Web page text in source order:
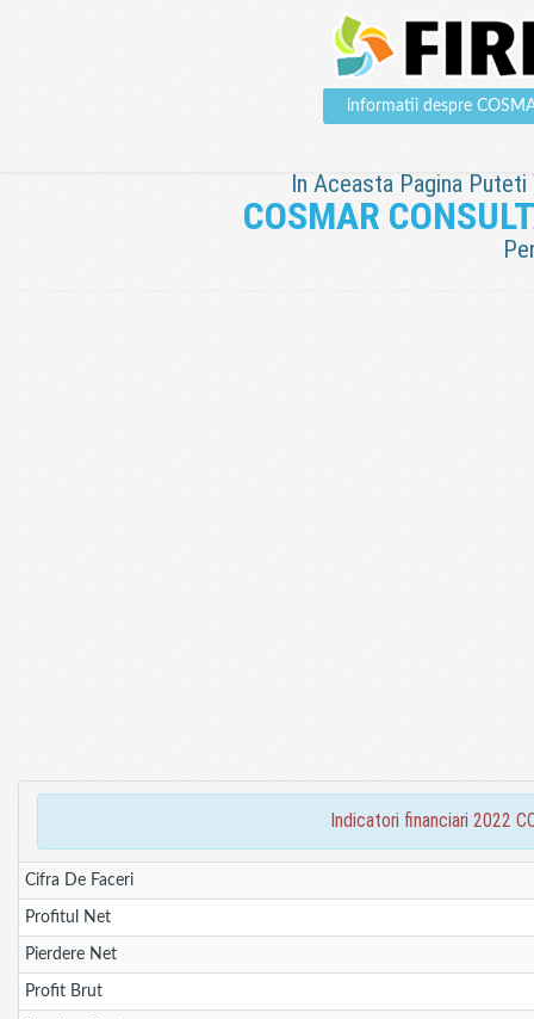
informatii despre
In Aceasta Pagina
COSMAR
indicatori financiari 2022
Cifra De Faceri
Profitul Net
Pierdere Net
Profit Brut